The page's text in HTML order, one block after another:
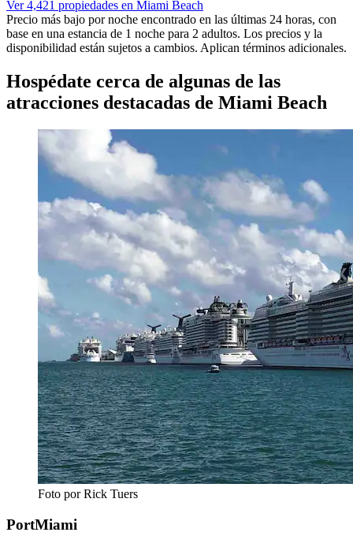
Ver 4,421 propiedades en Miami Beach
Precio más bajo por noche encontrado en las últimas 24 horas, con
base en una estancia de 1 noche para 2 adultos. Los precios y la
disponibilidad están sujetos a cambios. Aplican términos adicionales.
Hospédate cerca de algunas de las
atracciones destacadas de Miami Beach
Foto por Rick Tuers
PortMiami